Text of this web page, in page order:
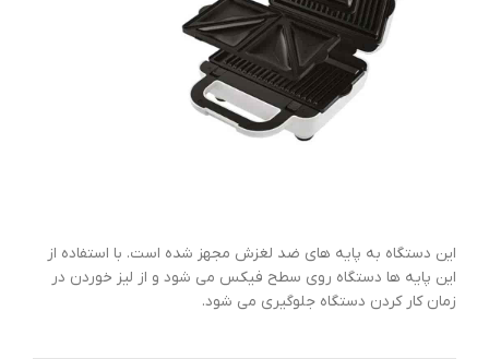
این دستگاه به پایه های ضد لغزش مجهز شده است. با استفاده از
این پایه ها دستگاه روی سطح فیکس می شود و از لیز خوردن در
زمان کار کردن دستگاه جلوگیری می شود.